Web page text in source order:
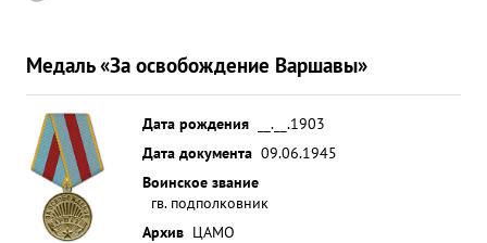
Медаль «За освобождение Варшавы»
Дата рождения
__.__.1903
Дата документа 09.06.1945
Воинское звание
гв. подполковник
Архив ЦАМО